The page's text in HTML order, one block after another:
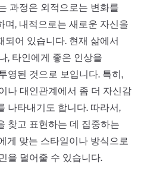
과정은 외적으로는 변화를
며, 내적으로는 새로운 자신을
어 있습니다. 현재 삶에서
, 타인에게 좋은 인상을
영된 것으로 보입니다. 특히,
나 대인관계에서 좀 더 자신감
나타내기도 합니다. 따라서,
찾고 표현하는 데 집중하는
게 맞는 스타일이나 방식으로
을 덜어줄 수 있습니다.